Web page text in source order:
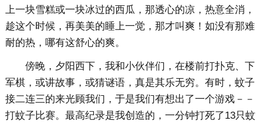
上一块雪糕或一块冰过的西瓜，那透心的凉，热意全消，
趁这个时候，再美美的睡上一觉，那才叫爽！如没有那难
耐的热，哪有这舒心的爽。
傍晚，夕阳西下，我和小伙伴们，在楼前打扑克、下
军棋，或讲故事，或猜谜语，真是其乐无穷。有时，蚊子
接二连三的来光顾我们，于是我们有想出了一个游戏－－
打蚊子比赛。最高纪录是我创造的，一分钟打死了13只蚊